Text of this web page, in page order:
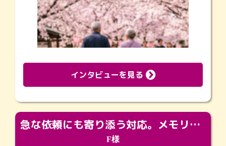
インタビューを見る
急な依頼にも寄り添う対応。メモリアルコーナーで振り返る大切な日々
F様